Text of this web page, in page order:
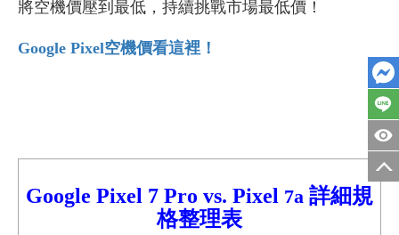
將空機價壓到最低，持續挑戰市場最低價！
Google Pixel空機價看這裡！
Google Pixel 7 Pro vs. Pixel 7a 詳細規
格整理表